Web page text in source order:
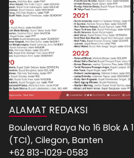
ALAMAT REDAKSI
Boulevard Raya No 16 Blok
(TCI), Cilegon, Banten
+62 813-1029-0583